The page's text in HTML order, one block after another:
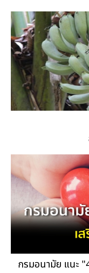
กรมอนามัย แนะ